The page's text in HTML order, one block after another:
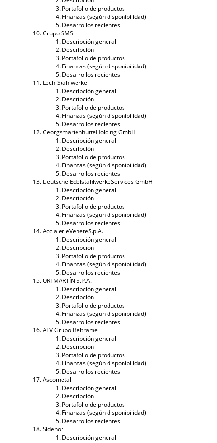
Portafolio de productos
Finanzas (según disponibilidad)
Desarrollos recientes
Grupo SMS
Descripción general
Descripción
Portafolio de productos
Finanzas (según disponibilidad)
Desarrollos recientes
Lech-Stahlwerke
Descripción general
Descripción
Portafolio de productos
Finanzas (según disponibilidad)
Desarrollos recientes
GeorgsmarienhütteHolding GmbH
Descripción general
Descripción
Portafolio de productos
Finanzas (según disponibilidad)
Desarrollos recientes
Deutsche EdelstahlwerkeServices GmbH
Descripción general
Descripción
Portafolio de productos
Finanzas (según disponibilidad)
Desarrollos recientes
AcciaierieVeneteS.p.A.
Descripción general
Descripción
Portafolio de productos
Finanzas (según disponibilidad)
Desarrollos recientes
ORI MARTÍN S.P.A.
Descripción general
Descripción
Portafolio de productos
Finanzas (según disponibilidad)
Desarrollos recientes
AFV Grupo Beltrame
Descripción general
Descripción
Portafolio de productos
Finanzas (según disponibilidad)
Desarrollos recientes
Ascometal
Descripción general
Descripción
Portafolio de productos
Finanzas (según disponibilidad)
Desarrollos recientes
Sidenor
Descripción general